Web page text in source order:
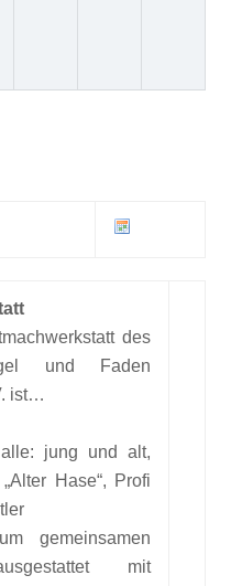
des
und Faden
ist…
jung und alt,
Hase“, Profi
gemeinsamen
mit